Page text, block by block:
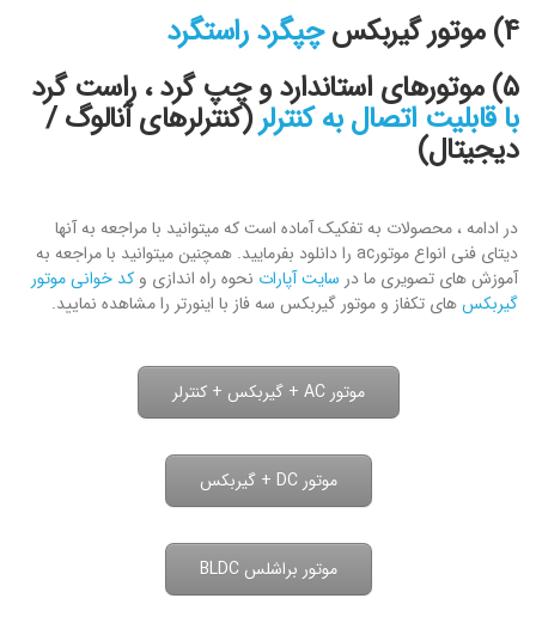
۴) موتور گیربکس
چپگرد راستگرد
۵) موتورهای استاندارد و چپ گرد ، راست گرد
با قابلیت اتصال به کنترلر(کنترلرهای آنالوگ /
دیجیتال)
در ادامه ، محصولات به تفکیک آماده است که میتوانید با مراجعه به آنها
دیتای فنی انواع موتورac را دانلود بفرمايید. همچنین میتوانید با مراجعه به
آموزش های تصویری ما در سایت آپارات نحوه راه اندازی و کد خوانی موتور
گیربکسهای تکفاز و موتور گیربکس سه فاز با اینورتر را مشاهده نمایید.
موتور براشلس BLDC
موتور DC + گیربکس
موتور AC + گیربکس + کنترلر